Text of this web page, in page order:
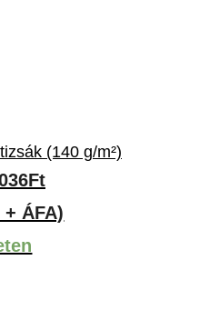
(140 g/m²)
FtÁrtartomány:
0Ft
+ ÁFA)